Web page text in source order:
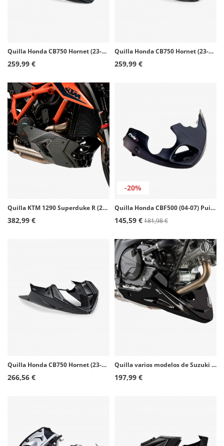
Quilla Honda CB750 Hornet (23-26) Puig Negro 21481N
259,99 €
Quilla Honda CB750 Hornet (23-26) Puig Negro mate 21481J
259,99 €
Quilla KTM 1290 Superduke R (20-24), 1390 Super Duke R (24-26) Puig Símil carbono 20428C
382,99 €
-20%
Quilla Honda CBF500 (04-07) Puig Negro 4000N
145,59 €181,98 €
Quilla Honda CB750 Hornet (23-26) Puig Símil carbono 21481C
266,56 €
Quilla varios modelos de Suzuki Puig Negro 8559J
197,99 €